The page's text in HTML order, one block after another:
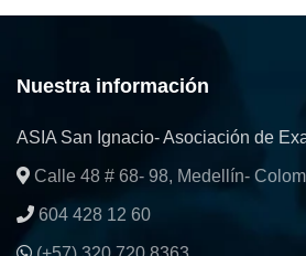
Nuestra información
ASIA San Ignacio- Asociación de
Calle 48 # 68- 98, Medellín-
604 428 12 60